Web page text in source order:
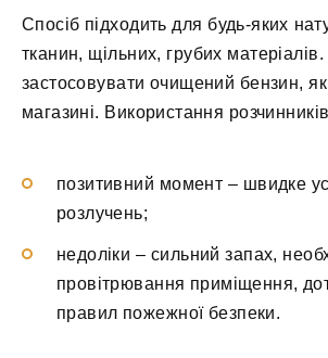
Спосіб підходить для будь-яких
тканин, щільних, грубих
застосовувати очищений бензин,
магазині. Використання
позитивний момент – швидке
розлучень;
недоліки – сильний запах,
провітрювання приміщення,
правил пожежної безпеки.